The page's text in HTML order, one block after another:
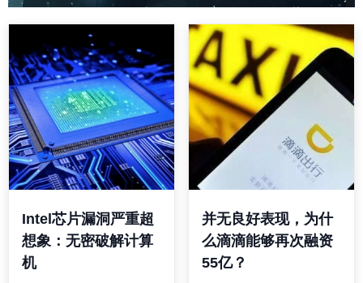
Intel芯片漏洞严重超
想象：无密破解计算
机
并无良好表现，为什
么滴滴能够再次融资
55亿？